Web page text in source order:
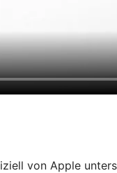
von Apple